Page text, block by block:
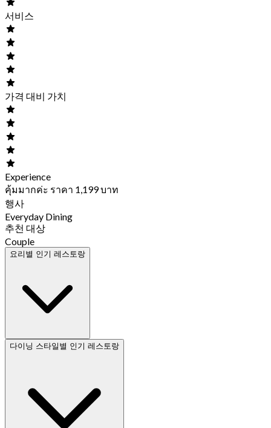
서비스
가격 대비 가치
Experience
คุ้มมากค่ะ ราคา 1,199 บาท
행사
Everyday Dining
추천 대상
Couple
요리별 인기 레스토랑
다이닝 스타일별 인기 레스토랑